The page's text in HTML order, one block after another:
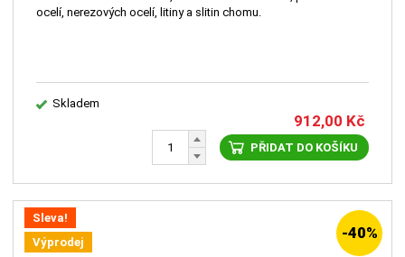
ocelí, nerezových ocelí, litiny a slitin chomu.
Skladem
912,00 Kč
PŘIDAT DO KOŠÍKU
Sleva!
Výprodej
-40%